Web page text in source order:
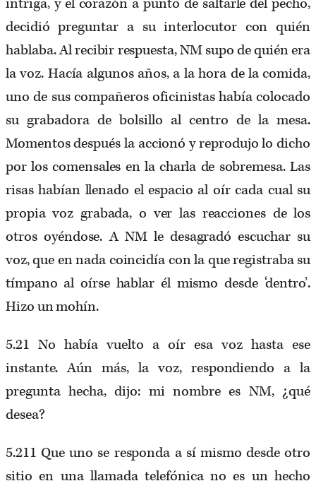
intriga, y el corazón a punto de saltarle del pecho,
decidió preguntar a su interlocutor con quién
hablaba. Al recibir respuesta, NM supo de quién era
la voz. Hacía algunos años, a la hora de la comida,
uno de sus compañeros oficinistas había colocado
su grabadora de bolsillo al centro de la mesa.
Momentos después la accionó y reprodujo lo dicho
por los comensales en la charla de sobremesa. Las
risas habían llenado el espacio al oír cada cual su
propia voz grabada, o ver las reacciones de los
otros oyéndose. A NM le desagradó escuchar su
voz, que en nada coincidía con la que registraba su
tímpano al oírse hablar él mismo desde ‘dentro’.
Hizo un mohín.
5.21 No había vuelto a oír esa voz hasta ese
instante. Aún más, la voz, respondiendo a la
pregunta hecha, dijo: mi nombre es NM, ¿qué
desea?
5.211 Que uno se responda a sí mismo desde otro
sitio en una llamada telefónica no es un hecho